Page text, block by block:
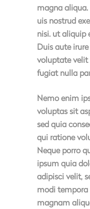
magna
uis nostrud
nisi. ut aliquip
Duis aute
voluptate velit
fugiat nulla
Nemo enim
voluptas sit
sed quia
qui ratione
Neque porro
ipsum quia
adipisci velit,
modi
magnam